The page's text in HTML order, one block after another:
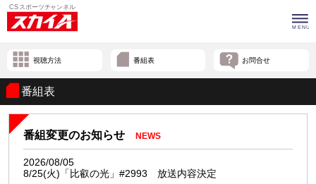
視聴方法 番組表 お問合せ
番組表
番組変更のお知らせ NEWS
2026/08/05
8/25(火)「比叡の光」#2993 放送内容決定